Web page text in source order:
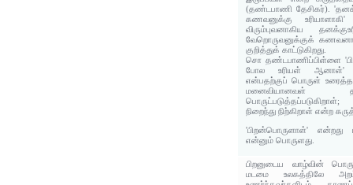
(தண்டபாணி தேசிகர்).
கணவனுக்கு
விரும்புவனாகிய
வேறொருவனுக்குக்
குறித்துக் காட்டுகிறது.
சொ தண்டபாணிப்பிள்ளை
போல உரியள் ஆனாள்'
என்பதற்குப் பொருள்
நிறைந்து நிற்கிறாள் என்ற
'பிறன்பொருளாள்' என்றது
என்னும் பொருளது.
பிறனுடைய வாழ்வின்
மடமை உலகத்திலே